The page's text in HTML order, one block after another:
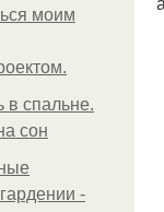
моим
в спальне.
сон
-